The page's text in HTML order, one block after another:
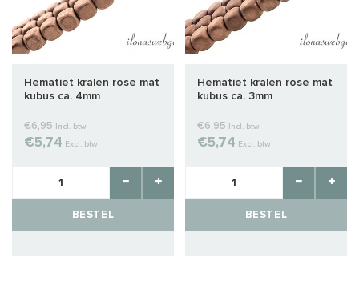
Hematiet kralen rose mat
kubus ca. 4mm
€6,95 Incl. btw
€5,74 Excl. btw
BESTEL
Hematiet kralen rose mat
kubus ca. 3mm
€6,95 Incl. btw
€5,74 Excl. btw
BESTEL